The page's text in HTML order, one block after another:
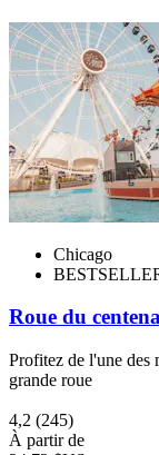
Chicago
Roue du
Profitez de l'une des
grande roue
4,2 (245)
À partir de